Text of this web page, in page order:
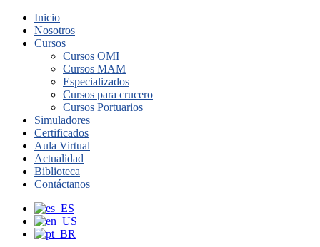
Inicio
Nosotros
Cursos
Cursos OMI
Cursos MAM
Especializados
Cursos para crucero
Cursos Portuarios
Simuladores
Certificados
Aula Virtual
Actualidad
Biblioteca
Contáctanos